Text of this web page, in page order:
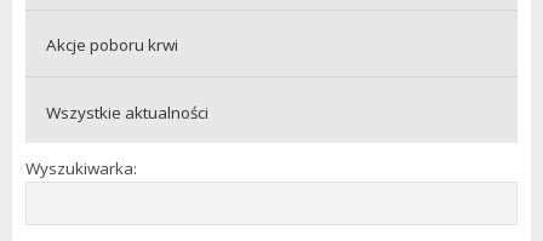
Akcje poboru krwi
Wszystkie aktualności
Wyszukiwarka: